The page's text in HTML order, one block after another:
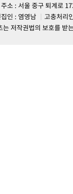
주소 : 서울 중구 퇴계로
인 : 염영남
고충처리
는 저작권법의 보호를